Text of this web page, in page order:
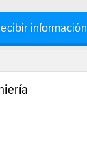
información